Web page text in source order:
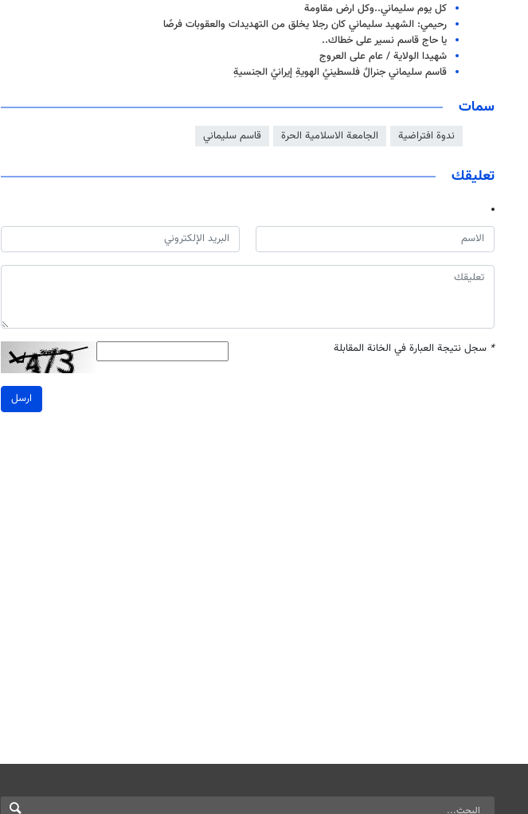
كل يوم سليماني..وكل ارض مقاومة
رحيمي: الشهيد سليماني كان رجلا يخلق من التهديدات والعقوبات فرصًا
يا حاج قاسم نسير على خطاك..
شهيدا الولاية / عام على العروج
قاسم سليماني جنرالٌ فلسطينيُ الهويةِ إيرانيُ الجنسيةِ
سمات
ندوة افتراضیة الجامعة الاسلامية الحرة قاسم سليماني
تعليقك
* سجل نتيجة العبارة في الخانة المقابلة
ارسل